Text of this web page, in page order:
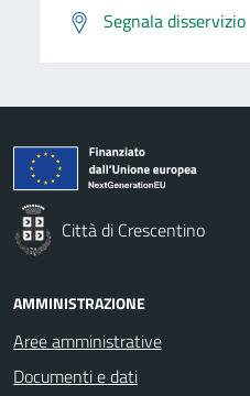
Segnala disservizio
Città di Crescentino
AMMINISTRAZIONE
Aree amministrative
Documenti e dati